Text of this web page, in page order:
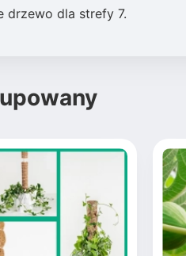
drzewo dla strefy 7.